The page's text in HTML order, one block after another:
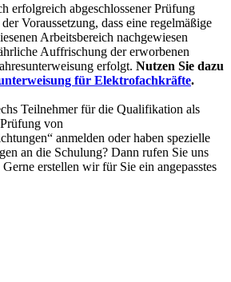
erfolgreich abgeschlossener Prüfung
Voraussetzung, dass eine regelmäßige
Arbeitsbereich nachgewiesen
Auffrischung der erworbenen
erfolgt. Nutzen Sie dazu
für Elektrofachkräfte.
Teilnehmer für die Qualifikation als
von
anmelden oder haben spezielle
an die Schulung? Dann rufen Sie uns
erstellen wir für Sie ein angepasstes